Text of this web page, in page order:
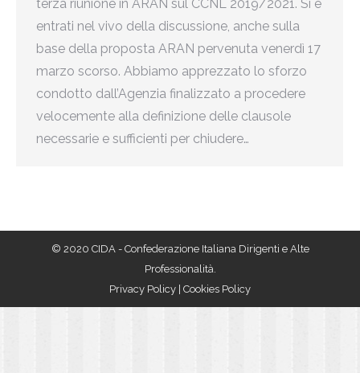
terza riunione in ARAN sul CCNL 2019/2021. Si è
entrati nel vivo della discussione, anche sulla
base della proposta ARAN pervenuta venerdì 17
marzo scorso. Abbiamo apprezzato lo sforzo
condotto dall’Agenzia finalizzato a procedere
velocemente alla definizione delle clausole
necessarie e sufficienti per chiudere…
© 2020 CIDA - Confederazione Italiana Dirigenti e Alte
Professionalità.
Privacy Policy Cookies Policy